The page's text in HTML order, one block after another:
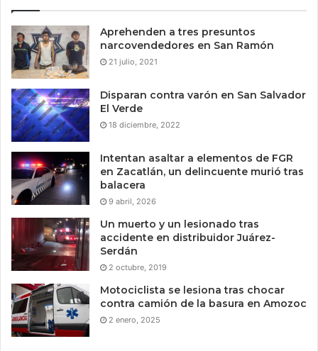
Aprehenden a tres presuntos
narcovendedores en San Ramón
21 julio, 2021
Disparan contra varón en San Salvador
El Verde
18 diciembre, 2022
Intentan asaltar a elementos de FGR
en Zacatlán, un delincuente murió tras
balacera
9 abril, 2026
Un muerto y un lesionado tras
accidente en distribuidor Juárez-
Serdán
2 octubre, 2019
Motociclista se lesiona tras chocar
contra camión de la basura en Amozoc
2 enero, 2025